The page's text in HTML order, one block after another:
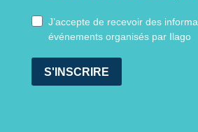
J’accepte de recevoir des
événements organisés par Ilago
S'INSCRIRE